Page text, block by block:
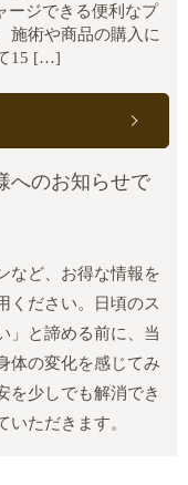
ージできる便利なプ
施術や商品の購入に
15 […]
へのお知らせで
など、お得な情報を
ください。日頃のス
」と諦める前に、当
体の変化を感じてみ
を少しでも解消でき
ただきます。